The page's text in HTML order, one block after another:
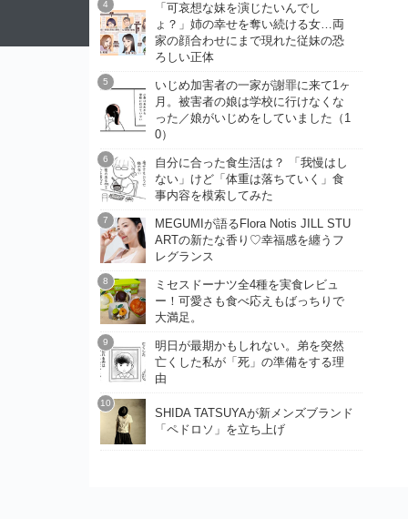
「可哀想な妹を演じたいんでし
ょ？」姉の幸せを奪い続ける女…両
家の顔合わせにまで現れた従妹の恐
ろしい正体
いじめ加害者の一家が謝罪に来て1ヶ
月。被害者の娘は学校に行けなくな
った／娘がいじめをしていました（1
0）
自分に合った食生活は？ 「我慢はし
ない」けど「体重は落ちていく」食
事内容を模索してみた
MEGUMIが語るFlora Notis JILL STU
ARTの新たな香り♡幸福感を纏うフ
レグランス
ミセスドーナツ全4種を実食レビュ
ー！可愛さも食べ応えもばっちりで
大満足。
明日が最期かもしれない。弟を突然
亡くした私が「死」の準備をする理
由
SHIDA TATSUYAが新メンズブランド
「ペドロソ」を立ち上げ